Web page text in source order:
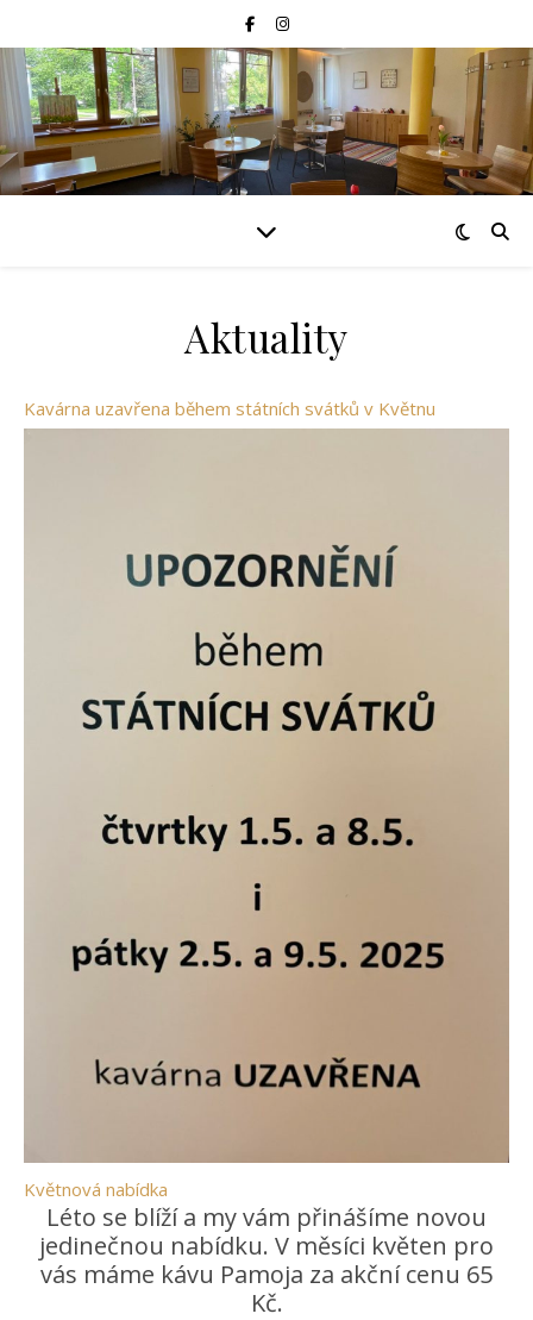
Aktuality
Kavárna uzavřena během státních svátků v Květnu
Květnová nabídka
Léto se blíží a my vám přinášíme novou
jedinečnou nabídku. V měsíci květen pro
vás máme kávu Pamoja za akční cenu 65
Kč.